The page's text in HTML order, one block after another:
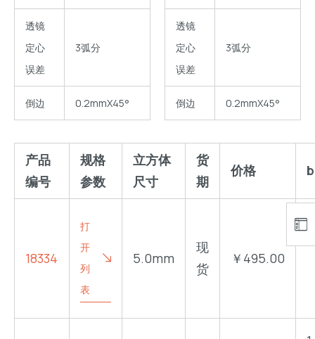
透镜
定心
误差
3弧分
倒边 0.2mmX45°
透镜
定心
误差
3弧分
倒边 0.2mmX45°
产品
编号
规格
参数
立方体
尺寸
货
期
价格
18334
打
开
列
表
5.0mm
现
货
￥495.00